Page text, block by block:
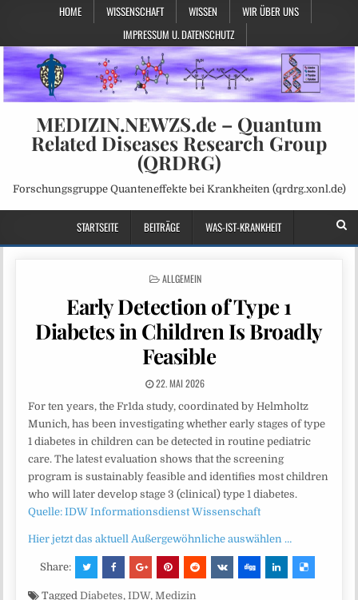
HOME WISSENSCHAFT WISSEN
WIR ÜBER UNS
IMPRESSUM U. DATENSCHUTZ
MEDIZIN.NEWZS.de – Quantum
Related Diseases Research Group
(QRDRG)
Forschungsgruppe Quanteneffekte bei Krankheiten (qrdrg.xonl.de)
STARTSEITE BEITRÄGE WAS-IST-KRANKHEIT
POSTED
ALLGEMEIN
Early Detection of Type 1
Diabetes in Children Is Broadly
Feasible
22. MAI 2026
For ten years, the Fr1da study, coordinated by Helmholtz
Munich, has been investigating whether early stages of type
1 diabetes in children can be detected in routine pediatric
care. The latest evaluation shows that the screening
program is sustainably feasible and identifies most children
who will later develop stage 3 (clinical) type 1 diabetes.
Quelle: IDW Informationsdienst Wissenschaft
Hier jetzt das aktuell Außergewöhnliche auswählen …
Share:
TaggedDiabetes,IDW,Medizin